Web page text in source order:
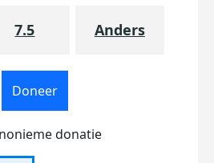
7.5 Anders
Doneer
donatie